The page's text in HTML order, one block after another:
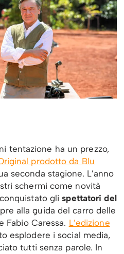
tentazione ha un prezzo,
prodotto da Blu
seconda stagione. L’anno
schermi come novità
glispettatori del
alla guida del carro delle
Fabio Caressa. L’edizione
esplodere i social media,
tutti senza parole. In